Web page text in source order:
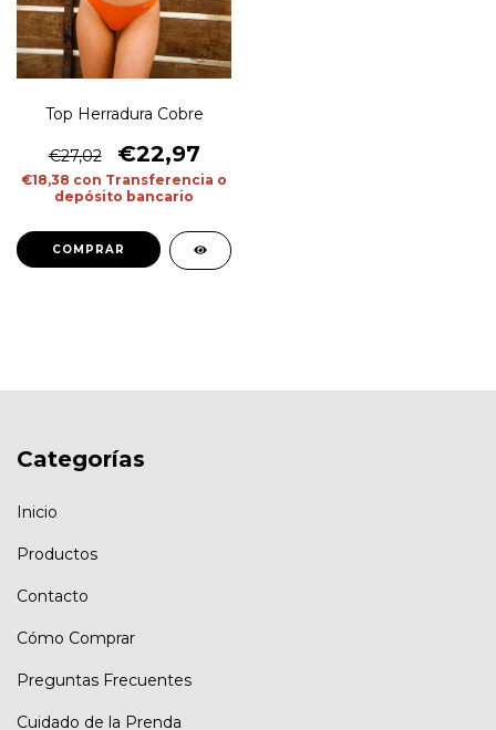
Top Herradura Cobre
€27,02 €22,97
€18,38 con Transferencia o
depósito bancario
COMPRAR
Categorías
Inicio
Productos
Contacto
Cómo Comprar
Preguntas Frecuentes
Cuidado de la Prenda